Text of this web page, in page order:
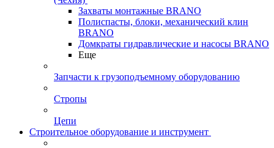
Захваты монтажные BRANO
Полиспасты, блоки, механический клин
BRANO
Домкраты гидравлические и насосы BRANO
Еще
Запчасти к грузоподъемному оборудованию
Стропы
Цепи
Строительное оборудование и инструмент